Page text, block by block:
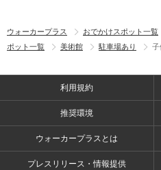
ウォーカープラス おでかけスポット一覧
ポット一覧
美術館 駐車場あり 子
利用規約
推奨環境
ウォーカープラスとは
プレスリリース・情報提供